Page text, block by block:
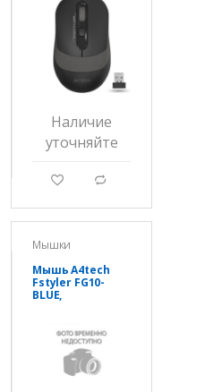
2000DPI, AA,
беспроводная
2,4G
Наличие
уточняйте
g d
Мышки
Мышь A4tech
Fstyler FG10-
BLUE,
беспроводная